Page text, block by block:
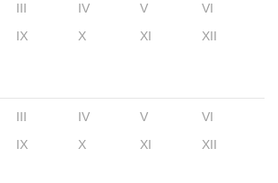
III IV V
VI
IX X XI XII
III IV V
VI
IX X XI XII